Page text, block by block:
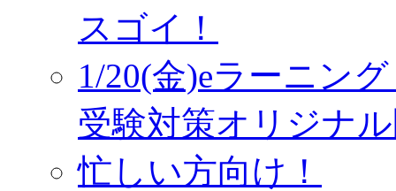
スゴイ！
1/20(金)eラーニン
受験対策オリジナ
忙しい方向け！